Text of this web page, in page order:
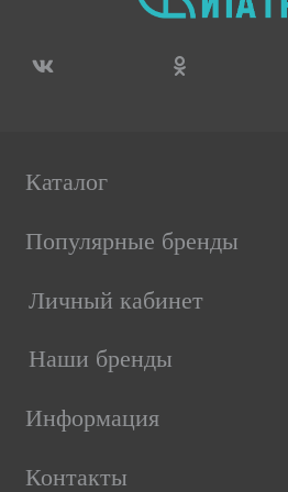
Каталог
Популярные бренды
Личный кабинет
Наши бренды
Информация
Контакты